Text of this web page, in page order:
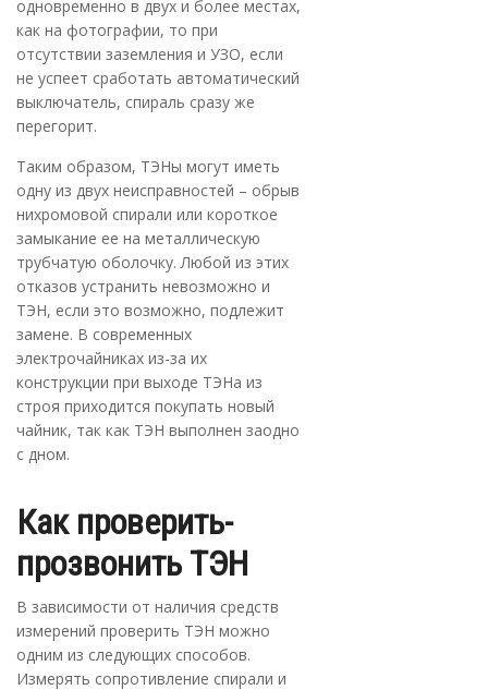
одновременно в двух и более местах,
как на фотографии, то при
отсутствии заземления и УЗО, если
не успеет сработать автоматический
выключатель, спираль сразу же
перегорит.
Таким образом, ТЭНы могут иметь
одну из двух неисправностей – обрыв
нихромовой спирали или короткое
замыкание ее на металлическую
трубчатую оболочку. Любой из этих
отказов устранить невозможно и
ТЭН, если это возможно, подлежит
замене. В современных
электрочайниках из-за их
конструкции при выходе ТЭНа из
строя приходится покупать новый
чайник, так как ТЭН выполнен заодно
с дном.
Как проверить-
прозвонить ТЭН
В зависимости от наличия средств
измерений проверить ТЭН можно
одним из следующих способов.
Измерять сопротивление спирали и